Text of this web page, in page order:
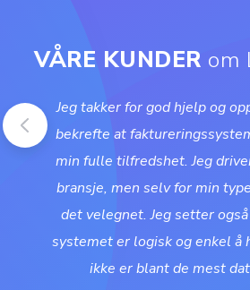
VÅRE KUNDER om
Jeg takker for god hjelp og
bekrefte at
min fulle tilfredshet. Jeg
bransje, men selv for min
det velegnet. Jeg setter
systemet er logisk og enkel å
ikke er blant de mest